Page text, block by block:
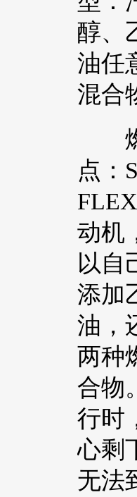
醇、
油任
混合
燃
点：
动机
以自
添加
油
两种
合物
行时
心剩
无法